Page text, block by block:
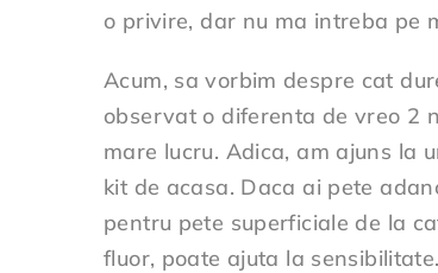
o privire, dar nu ma intreba pe
Acum, sa vorbim despre cat
observat o diferenta de vreo 2
mare lucru. Adica, am ajuns la
kit de acasa. Daca ai pete
pentru pete superficiale de la
fluor, poate ajuta la